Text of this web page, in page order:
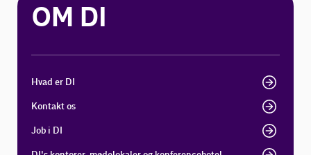
OM DI
Hvad er DI
Kontakt os
Job i DI